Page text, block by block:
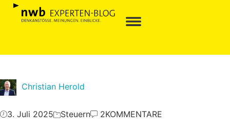
Christian Herold
3. Juli 2025 Steuern 2KOMMENTARE